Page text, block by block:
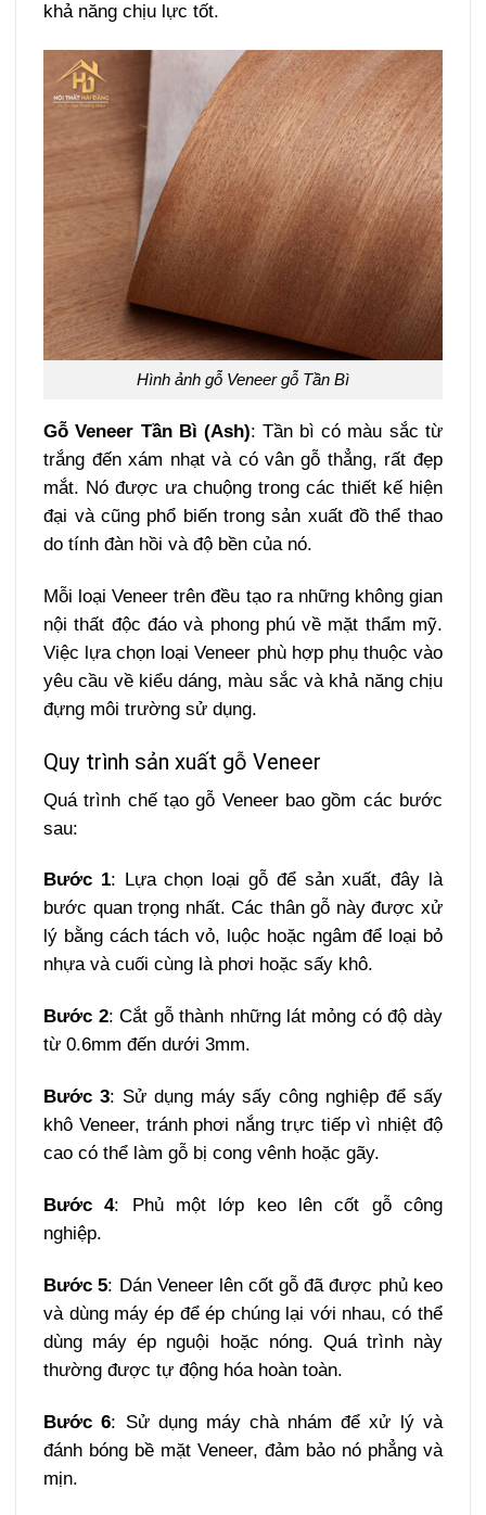
khả năng chịu lực tốt.
Hình ảnh gỗ Veneer gỗ Tần Bì
Gỗ Veneer Tần Bì (Ash): Tần bì có màu sắc từ
trắng đến xám nhạt và có vân gỗ thẳng, rất đẹp
mắt. Nó được ưa chuộng trong các thiết kế hiện
đại và cũng phổ biến trong sản xuất đồ thể thao
do tính đàn hồi và độ bền của nó.
Mỗi loại Veneer trên đều tạo ra những không gian
nội thất độc đáo và phong phú về mặt thẩm mỹ.
Việc lựa chọn loại Veneer phù hợp phụ thuộc vào
yêu cầu về kiểu dáng, màu sắc và khả năng chịu
đựng môi trường sử dụng.
Quy trình sản xuất gỗ Veneer
Quá trình chế tạo gỗ Veneer bao gồm các bước
sau:
Bước 1: Lựa chọn loại gỗ để sản xuất, đây là
bước quan trọng nhất. Các thân gỗ này được xử
lý bằng cách tách vỏ, luộc hoặc ngâm để loại bỏ
nhựa và cuối cùng là phơi hoặc sấy khô.
Bước 2: Cắt gỗ thành những lát mỏng có độ dày
từ 0.6mm đến dưới 3mm.
Bước 3: Sử dụng máy sấy công nghiệp để sấy
khô Veneer, tránh phơi nắng trực tiếp vì nhiệt độ
cao có thể làm gỗ bị cong vênh hoặc gãy.
Bước 4: Phủ một lớp keo lên cốt gỗ công
nghiệp.
Bước 5: Dán Veneer lên cốt gỗ đã được phủ keo
và dùng máy ép để ép chúng lại với nhau, có thể
dùng máy ép nguội hoặc nóng. Quá trình này
thường được tự động hóa hoàn toàn.
Bước 6: Sử dụng máy chà nhám để xử lý và
đánh bóng bề mặt Veneer, đảm bảo nó phẳng và
mịn.